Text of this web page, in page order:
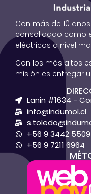
Con más de 10
consolidado como
eléctricos a nivel
Con los más altos
misión es entregar
Lanin #1634 -
info@indumol.cl
+56 9 3442 5509
+56 9 7211 6964